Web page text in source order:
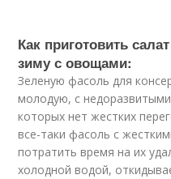
Как приготовить
зиму с овощами:
Зеленую фасоль для
молодую, с
которых нет жестких
все-таки фасоль с
потратить время на их
холодной водой,